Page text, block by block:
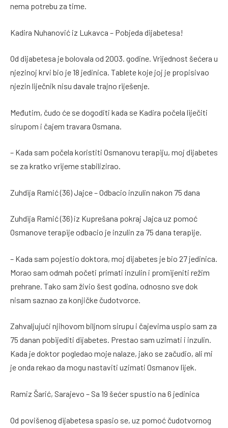
nema potrebu za time.
Kadira Nuhanović iz Lukavca – Pobjeda dijabetesa!
Od dijabetesa je bolovala od 2003. godine. Vrijednost šećera u
njezinoj krvi bio je 18 jedinica. Tablete koje joj je propisivao
njezin liječnik nisu davale trajno riješenje.
Međutim, čudo će se dogoditi kada se Kadira počela liječiti
sirupom i čajem travara Osmana.
– Kada sam počela koristiti Osmanovu terapiju, moj dijabetes
se za kratko vrijeme stabilizirao.
Zuhdija Ramić (36) Jajce – Odbacio inzulin nakon 75 dana
Zuhdija Ramić (36) iz Kuprešana pokraj Jajca uz pomoć
Osmanove terapije odbacio je inzulin za 75 dana terapije.
– Kada sam pojestio doktora, moj dijabetes je bio 27 jedinica.
Morao sam odmah početi primati inzulin i promijeniti režim
prehrane. Tako sam živio šest godina, odnosno sve dok
nisam saznao za konjičke čudotvorce.
Zahvaljujući njihovom biljnom sirupu i čajevima uspio sam za
75 danan pobijediti dijabetes. Prestao sam uzimati i inzulin.
Kada je doktor pogledao moje nalaze, jako se začudio, ali mi
je onda rekao da mogu nastaviti uzimati Osmanov lijek.
Ramiz Šarić, Sarajevo – Sa 19 šećer spustio na 6 jedinica
Od povišenog dijabetesa spasio se, uz pomoć čudotvornog